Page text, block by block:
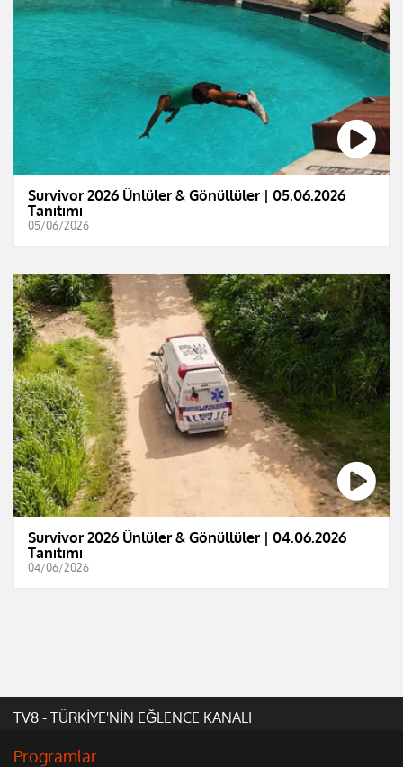
Survivor 2026 Ünlüler & Gönüllüler | 05.06.2026
Tanıtımı
05/06/2026
Survivor 2026 Ünlüler & Gönüllüler | 04.06.2026
Tanıtımı
04/06/2026
TV8 - TÜRKİYE'NİN EĞLENCE KANALI
Programlar